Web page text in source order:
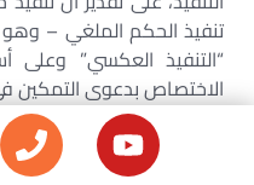
تنفيذ الحكم الملغي –
“التنفيذ العكسي” وعلى
الاختصاص بدعوى التمكين
الاختصاص